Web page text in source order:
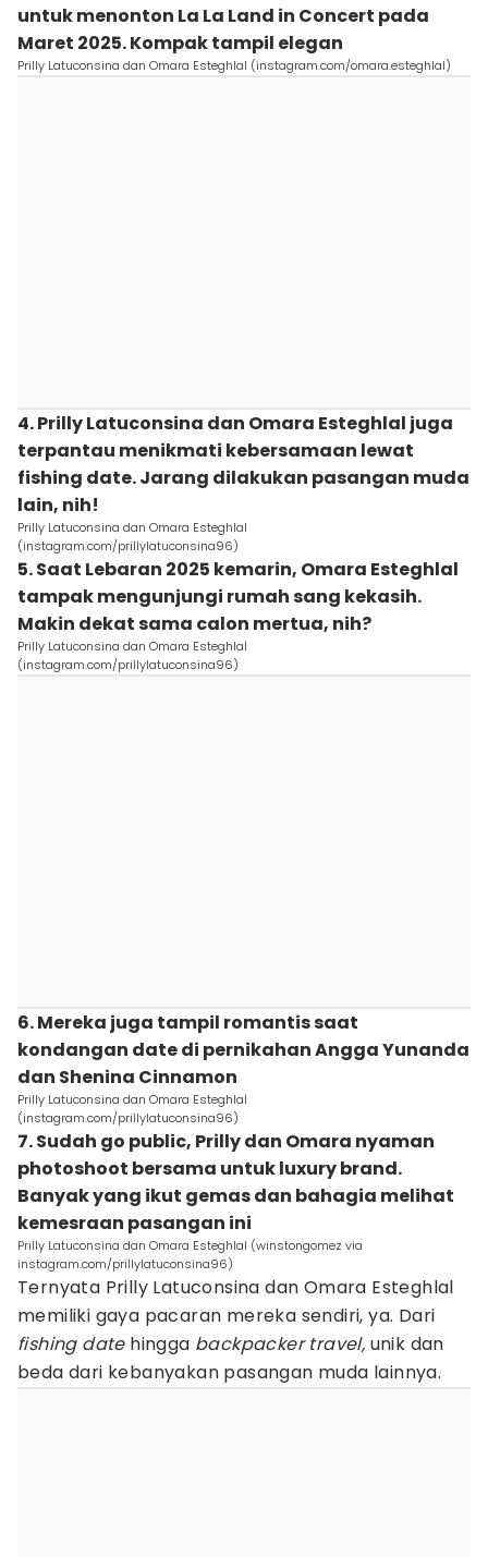
untuk menonton La La Land in Concert pada
Maret 2025. Kompak tampil elegan
Prilly Latuconsina dan Omara Esteghlal (instagram.com/omara.esteghlal)
4. Prilly Latuconsina dan Omara Esteghlal juga
terpantau menikmati kebersamaan lewat
fishing date. Jarang dilakukan pasangan muda
lain, nih!
Prilly Latuconsina dan Omara Esteghlal
(instagram.com/prillylatuconsina96)
5. Saat Lebaran 2025 kemarin, Omara Esteghlal
tampak mengunjungi rumah sang kekasih.
Makin dekat sama calon mertua, nih?
Prilly Latuconsina dan Omara Esteghlal
(instagram.com/prillylatuconsina96)
6. Mereka juga tampil romantis saat
kondangan date di pernikahan Angga Yunanda
dan Shenina Cinnamon
Prilly Latuconsina dan Omara Esteghlal
(instagram.com/prillylatuconsina96)
7. Sudah go public, Prilly dan Omara nyaman
photoshoot bersama untuk luxury brand.
Banyak yang ikut gemas dan bahagia melihat
kemesraan pasangan ini
Prilly Latuconsina dan Omara Esteghlal (winstongomez via
instagram.com/prillylatuconsina96)
Ternyata Prilly Latuconsina dan Omara Esteghlal
memiliki gaya pacaran mereka sendiri, ya. Dari
fishing datehingga backpacker travel, unik dan
beda dari kebanyakan pasangan muda lainnya.